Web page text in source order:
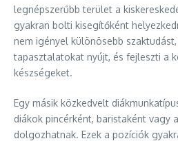
legnépszerűbb terület a
gyakran bolti kisegítőként
nem igényel különösebb
tapasztalatokat nyújt, és fejleszti a
készségeket.
Egy másik közkedvelt
diákok pincérként, baristaként vagy
dolgozhatnak. Ezek a pozíciók